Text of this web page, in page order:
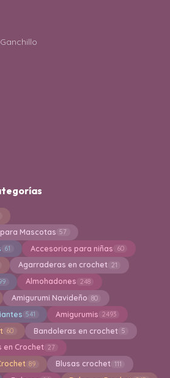
Mascotas 57
61 Accesorios para niñas 60
Agarraderas en crochet 21
Almohadones 248
Amigurumi Navideño 80
541 Amigurumis 2493
60 Bandoleras en crochet 5
en Crochet 27
89 Blusas crochet 111